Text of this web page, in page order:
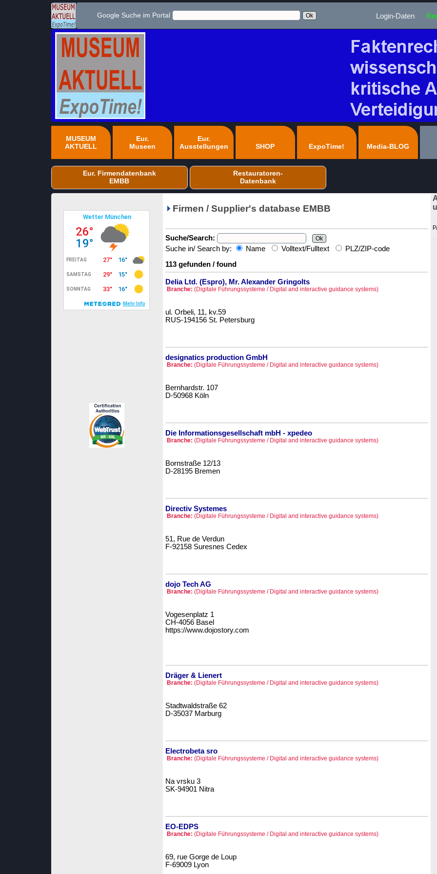
Google Suche im Portal Login-Daten
MUSEUM
AKTUELL
Eur.
Museen
Eur.
Ausstellungen
SHOP ExpoTime! Media-BLOG
Eur. Firmendatenbank
EMBB
Restauratoren-
Datenbank
Firmen / Supplier's database EMBB
Suche/Search:
Suche in/ Search by:
Name Volltext/Fulltext
PLZ/ZIP-code
113 gefunden / found
Delia Ltd. (Espro), Mr. Alexander Gringolts
Branche: (Digitale Führungssysteme / Digital and interactive guidance systems)
ul. Orbeli, 11, kv.59
RUS-194156 St. Petersburg
designatics production GmbH
Branche: (Digitale Führungssysteme / Digital and interactive guidance systems)
Bernhardstr. 107
D-50968 Köln
Die Informationsgesellschaft mbH - xpedeo
Branche: (Digitale Führungssysteme / Digital and interactive guidance systems)
Bornstraße 12/13
D-28195 Bremen
Directiv Systemes
Branche: (Digitale Führungssysteme / Digital and interactive guidance systems)
51, Rue de Verdun
F-92158 Suresnes Cedex
dojo Tech AG
Branche: (Digitale Führungssysteme / Digital and interactive guidance systems)
Vogesenplatz 1
CH-4056 Basel
https://www.dojostory.com
Dräger & Lienert
Branche: (Digitale Führungssysteme / Digital and interactive guidance systems)
Stadtwaldstraße 62
D-35037 Marburg
Electrobeta sro
Branche: (Digitale Führungssysteme / Digital and interactive guidance systems)
Na vrsku 3
SK-94901 Nitra
EO-EDPS
Branche: (Digitale Führungssysteme / Digital and interactive guidance systems)
69, rue Gorge de Loup
F-69009 Lyon